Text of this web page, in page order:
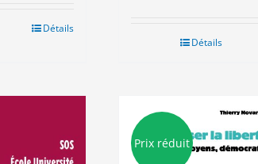
Détails
Détails
Prix réduit